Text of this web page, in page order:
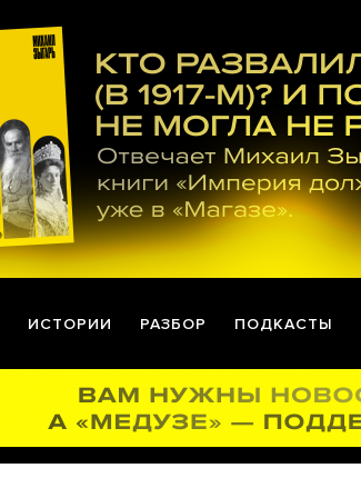
ИСТОРИИ РАЗБОР ПОДКАСТЫ